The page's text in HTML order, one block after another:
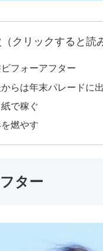
（クリックすると読
フォーアフター
らは年末パレードに出
で稼ぐ
を燃やす
ター